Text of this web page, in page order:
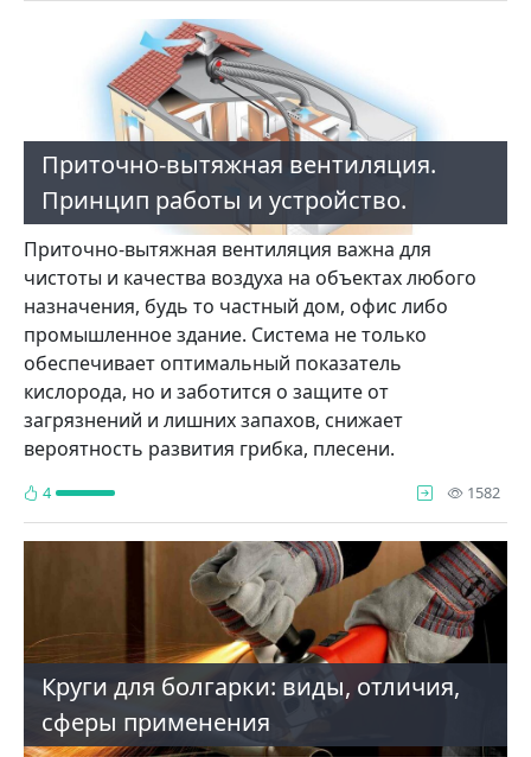
Приточно-вытяжная вентиляция.
Принцип работы и устройство.
Приточно-вытяжная вентиляция важна для
чистоты и качества воздуха на объектах любого
назначения, будь то частный дом, офис либо
промышленное здание. Система не только
обеспечивает оптимальный показатель
кислорода, но и заботится о защите от
загрязнений и лишних запахов, снижает
вероятность развития грибка, плесени.
4 1582
Круги для болгарки: виды, отличия,
сферы применения